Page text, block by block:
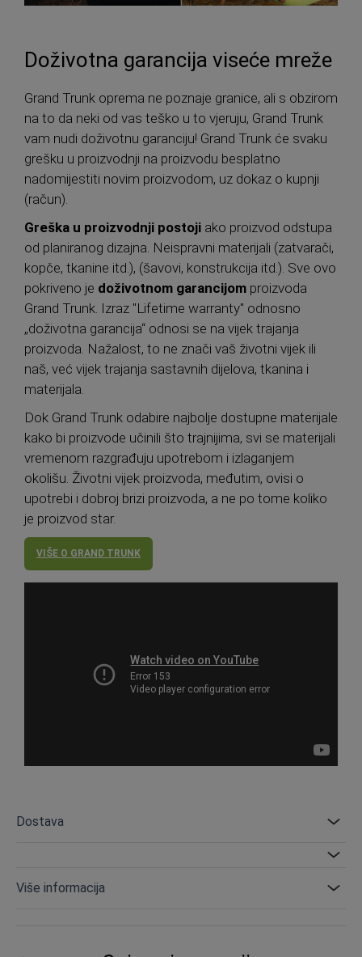
Doživotna garancija viseće mreže
Grand Trunk oprema ne poznaje granice, ali s obzirom
na to da neki od vas teško u to vjeruju, Grand Trunk
vam nudi doživotnu garanciju! Grand Trunk će svaku
grešku u proizvodnji na proizvodu besplatno
nadomijestiti novim proizvodom, uz dokaz o kupnji
(račun).
Greška u proizvodnji postoji ako proizvod odstupa
od planiranog dizajna. Neispravni materijali (zatvarači,
kopče, tkanine itd.), (šavovi, konstrukcija itd.). Sve ovo
pokriveno je doživotnom garancijom proizvoda
Grand Trunk. Izraz "Lifetime warranty" odnosno
„doživotna garancija“ odnosi se na vijek trajanja
proizvoda. Nažalost, to ne znači vaš životni vijek ili
naš, već vijek trajanja sastavnih dijelova, tkanina i
materijala.
Dok Grand Trunk odabire najbolje dostupne materijale
kako bi proizvode učinili što trajnijima, svi se materijali
vremenom razgrađuju upotrebom i izlaganjem
okolišu. Životni vijek proizvoda, međutim, ovisi o
upotrebi i dobroj brizi proizvoda, a ne po tome koliko
je proizvod star.
VIŠE O GRAND TRUNK
Dostava
Više informacija